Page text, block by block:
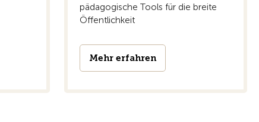
pädagogische Tools für die breite
Öffentlichkeit
Mehr erfahren